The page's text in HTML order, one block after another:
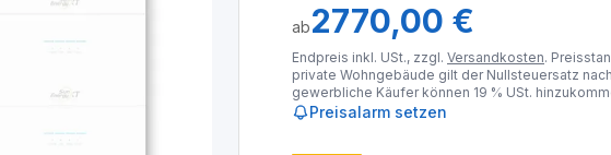
ab2770,00 €
Endpreis inkl. USt., zzgl. Versandkosten.
private Wohngebäude gilt der Nullsteuersatz
gewerbliche Käufer können 19 % USt.
Preisalarm setzen